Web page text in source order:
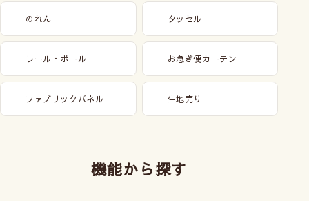
のれん タッセル
レール・ポール お急ぎ便カーテン
ファブリックパネル 生地売り
機能から探す